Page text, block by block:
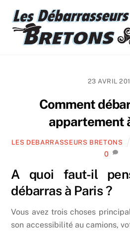
content
23 AVRIL
Comment
appartement
LES DEBARRASSEURS BRETONS
0
A quoi faut-il
débarras à Paris ?
Vous avez trois choses
son accessibilité au camions,